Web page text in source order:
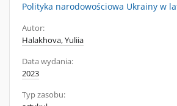
Polityka narodowościowa Ukrainy w
Autor:
Halakhova, Yuliia
Data wydania:
2023
Typ zasobu: